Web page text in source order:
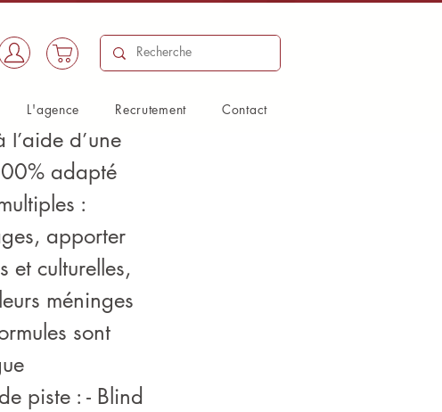
l’aide d’une
adapté
:
apporter
et culturelles,
méninges
sont
piste : - Blind
L'agence Recrutement Contact